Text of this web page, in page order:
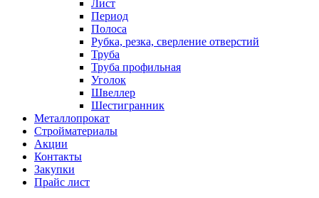
Лист
Период
Полоса
Рубка, резка, сверление отверстий
Труба
Труба профильная
Уголок
Швеллер
Шестигранник
Металлопрокат
Стройматериалы
Акции
Контакты
Закупки
Прайс лист